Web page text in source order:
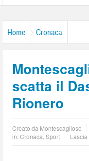
Home Cronaca
scatta il
Rionero
Creato da Montescaglioso
in:Cronaca ,Sport